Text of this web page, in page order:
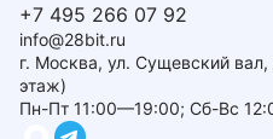
+7 495 266 07 92
info@28bit.ru
г. Москва, ул. Сущевский
этаж)
Пн-Пт 11:00—19:00; Сб-Вс